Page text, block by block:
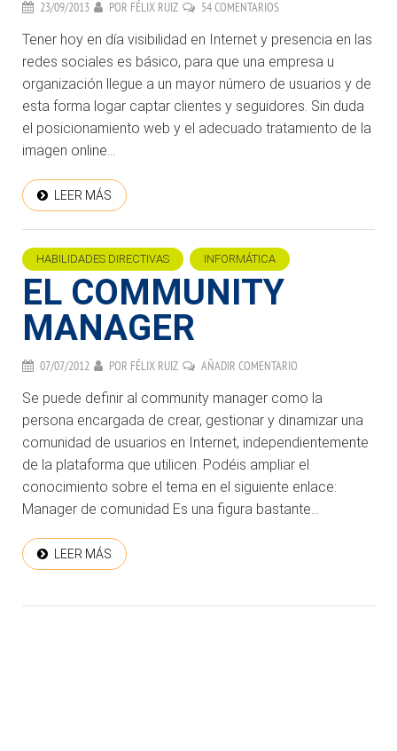
23/09/2013 POR FÉLIX RUIZ 54 COMENTARIOS
Tener hoy en día visibilidad en Internet y presencia en las
redes sociales es básico, para que una empresa u
organización llegue a un mayor número de usuarios y de
esta forma logar captar clientes y seguidores. Sin duda
el posicionamiento web y el adecuado tratamiento de la
imagen online...
LEER MÁS
HABILIDADES DIRECTIVAS INFORMÁTICA
EL COMMUNITY
MANAGER
07/07/2012 POR FÉLIX RUIZ AÑADIR COMENTARIO
Se puede definir al community manager como la
persona encargada de crear, gestionar y dinamizar una
comunidad de usuarios en Internet, independientemente
de la plataforma que utilicen. Podéis ampliar el
conocimiento sobre el tema en el siguiente enlace:
Manager de comunidad Es una figura bastante...
LEER MÁS